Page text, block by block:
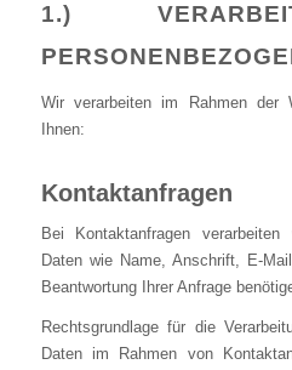
1.)
Wir verarbeiten im Rahmen der
Ihnen:
Kontaktanfragen
Bei Kontaktanfragen
Daten wie Name, Anschrift, E-
Beantwortung Ihrer Anfrage
Rechtsgrundlage für die
Daten im Rahmen von